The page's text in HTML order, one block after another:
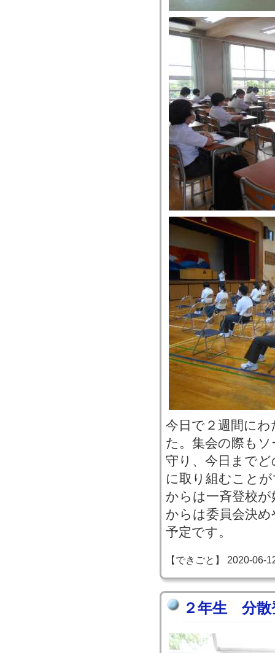
今日で２週間に
た。集会の際も
守り、今日まで
に取り組むこと
からは一斉登校
からは委員会決
予定です。
【できごと】 2020-06-
２年生 分散